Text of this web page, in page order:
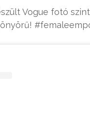
Vogue fotó